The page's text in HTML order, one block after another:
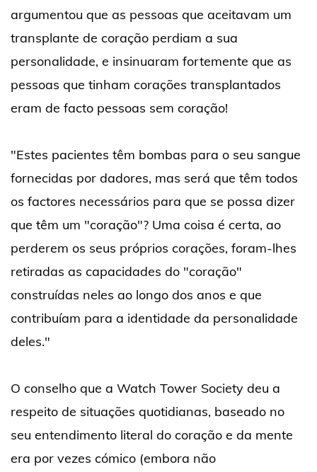
argumentou que as pessoas que aceitavam um
transplante de coração perdiam a sua
personalidade, e insinuaram fortemente que as
pessoas que tinham corações transplantados
eram de facto pessoas sem coração!
"Estes pacientes têm bombas para o seu sangue
fornecidas por dadores, mas será que têm todos
os factores necessários para que se possa dizer
que têm um "coração"? Uma coisa é certa, ao
perderem os seus próprios corações, foram-lhes
retiradas as capacidades do "coração"
construídas neles ao longo dos anos e que
contribuíam para a identidade da personalidade
deles."
O conselho que a Watch Tower Society deu a
respeito de situações quotidianas, baseado no
seu entendimento literal do coração e da mente
era por vezes cómico (embora não